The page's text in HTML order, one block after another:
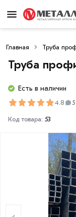
Главная Труба
Труба
Есть в наличии
4.8 5
Код товара: 53